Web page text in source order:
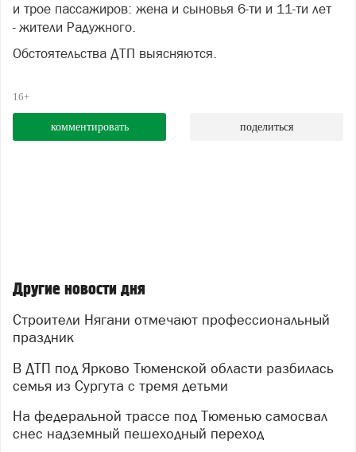
и трое пассажиров: жена и сыновья 6-ти и 11-ти лет
- жители Радужного.
Обстоятельства ДТП выясняются.
16+
комментировать поделиться
Другие новости дня
Строители Нягани отмечают профессиональный
праздник
В ДТП под Ярково Тюменской области разбилась
семья из Сургута с тремя детьми
На федеральной трассе под Тюменью самосвал
снес надземный пешеходный переход